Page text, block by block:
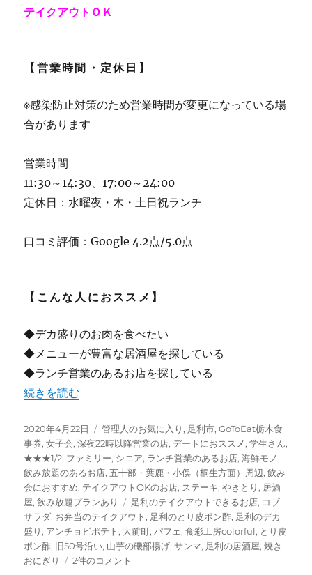
テイクアウトＯＫ
【営業時間・定休日】
※感染防止対策のため営業時間が変更になっている場
合があります
営業時間
11:30～14:30、17:00～24:00
定休日：水曜夜・木・土日祝ランチ
口コミ評価：Google 4.2点/5.0点
【こんな人におススメ】
◆デカ盛りのお肉を食べたい
◆メニューが豊富な居酒屋を探している
◆ランチ営業のあるお店を探している
“【足利】”食彩工房 カラフル” 安くて美味しい! 肉好
続きを読む
投
稿
日:
2020年4月22日
カ
テ
ゴ
リ
ー
管理人のお気に入り , 足利市,GoToEat栃木食
事券,女子会,深夜22時以降営業の店,デートにおススメ,学生さん,
★★★1/2, ファミリー, シニア, ランチ営業のあるお店,海鮮モノ,
飲み放題のあるお店,五十部・葉鹿・小俣（桐生方面）周辺,飲み
会におすすめ, テイクアウトOKのお店, ステーキ,やきとり , 居酒
屋,飲み放題プランあり
タ
グ
足利のテイクアウトできるお店, コブ
サラダ, お弁当のテイクアウト , 足利のとり皮ポン酢, 足利のデカ
盛り , アンチョビポテト , 大前町, パフェ,食彩工房colorful, とり皮
ポン酢, 旧50号沿い, 山芋の磯部揚げ,サンマ, 足利の居酒屋,焼き
おにぎり
【足
2件のコメント